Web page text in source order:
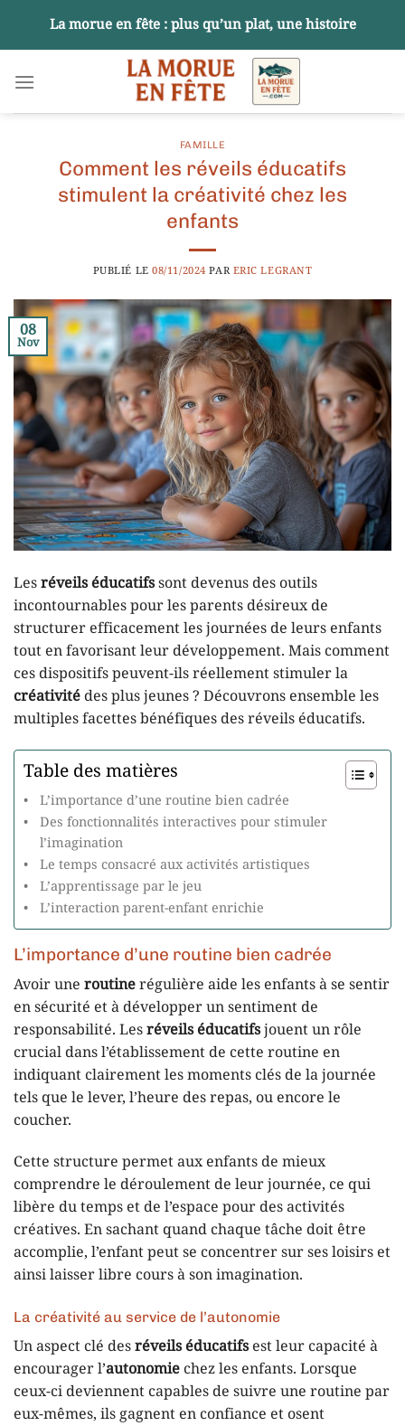
contenu
La morue en fête : plus qu’un plat, une histoire
FAMILLE
Comment les réveils éducatifs
stimulent la créativité chez les
enfants
PUBLIÉ LE08/11/2024 PAR ERIC LEGRANT
08
Nov
Lesréveils éducatifssont devenus des outils
incontournables pour les parents désireux de
structurer efficacement les journées de leurs enfants
tout en favorisant leur développement. Mais comment
ces dispositifs peuvent-ils réellement stimuler la
créativitédes plus jeunes ? Découvrons ensemble les
multiples facettes bénéfiques des réveils éducatifs.
Table des matières
L’importance d’une routine bien cadrée
Des fonctionnalités interactives pour stimuler
l’imagination
Le temps consacré aux activités artistiques
L’apprentissage par le jeu
L’interaction parent-enfant enrichie
L’importance d’une routine bien cadrée
Avoir une routinerégulière aide les enfants à se sentir
en sécurité et à développer un sentiment de
responsabilité. Lesréveils éducatifsjouent un rôle
crucial dans l’établissement de cette routine en
indiquant clairement les moments clés de la journée
tels que le lever, l’heure des repas, ou encore le
coucher.
Cette structure permet aux enfants de mieux
comprendre le déroulement de leur journée, ce qui
libère du temps et de l’espace pour des activités
créatives. En sachant quand chaque tâche doit être
accomplie, l’enfant peut se concentrer sur ses loisirs et
ainsi laisser libre cours à son imagination.
La créativité au service de l’autonomie
Un aspect clé desréveils éducatifsest leur capacité à
encourager l’autonomie chez les enfants. Lorsque
ceux-ci deviennent capables de suivre une routine par
eux-mêmes, ils gagnent en confiance et osent